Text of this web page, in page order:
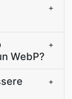
+
WebP?
+
+